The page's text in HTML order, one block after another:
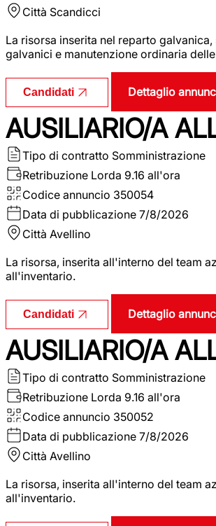
Città Scandicci
La risorsa inserita nel reparto
galvanici e manutenzione ordinaria
Candidati Dettaglio
AUSILIARIO/A
Tipo di contratto Somministrazione
Retribuzione Lorda 9.16 all'ora
Codice annuncio 350054
Data di pubblicazione 7/8/2026
Città Avellino
La risorsa, inserita all'interno del team
all'inventario.
Candidati Dettaglio
AUSILIARIO/A
Tipo di contratto Somministrazione
Retribuzione Lorda 9.16 all'ora
Codice annuncio 350052
Data di pubblicazione 7/8/2026
Città Avellino
La risorsa, inserita all'interno del team
all'inventario.